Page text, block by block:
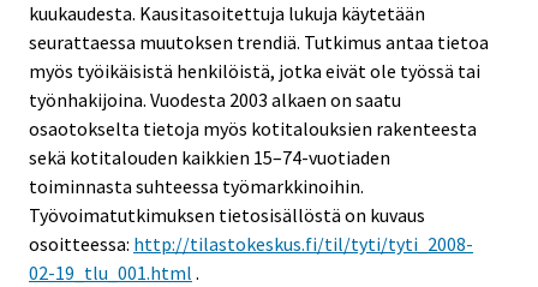
kuukaudesta. Kausitasoitettuja lukuja käytetään
seurattaessa muutoksen trendiä. Tutkimus antaa tietoa
myös työikäisistä henkilöistä, jotka eivät ole työssä tai
työnhakijoina. Vuodesta 2003 alkaen on saatu
osaotokselta tietoja myös kotitalouksien rakenteesta
sekä kotitalouden kaikkien 15–74-vuotiaden
toiminnasta suhteessa työmarkkinoihin.
Työvoimatutkimuksen tietosisällöstä on kuvaus
osoitteessa: http://tilastokeskus.fi/til/tyti/tyti_2008-
02-19_tlu_001.html .